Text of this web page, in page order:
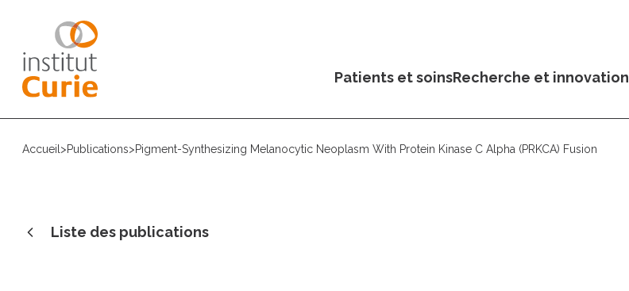
Patients et soinsRecherche et innovation
Accueil >Publications>Pigment-Synthesizing Melanocytic Neoplasm With Protein Kinase C Alpha (PRKCA) Fusion
Liste des publications